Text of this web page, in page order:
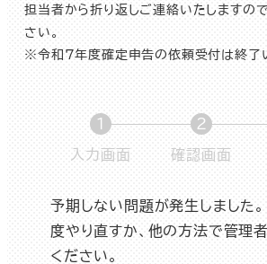
担当者から折り返しご連絡いたしますの
さい。
※令和7年度確定申告の依頼受付は終了い
1
入力画面現
表
示
2
確認画面現
表
示
予期しない問題が発生しました
度やり直すか、他の方法で管理
ください。